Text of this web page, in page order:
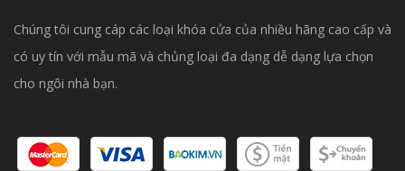
Chúng tôi cung cáp các loại khóa cửa của nhiều hãng cao cấp và
có uy tín với mẫu mã và chủng loại đa dạng dễ dạng lựa chọn
cho ngôi nhà bạn.